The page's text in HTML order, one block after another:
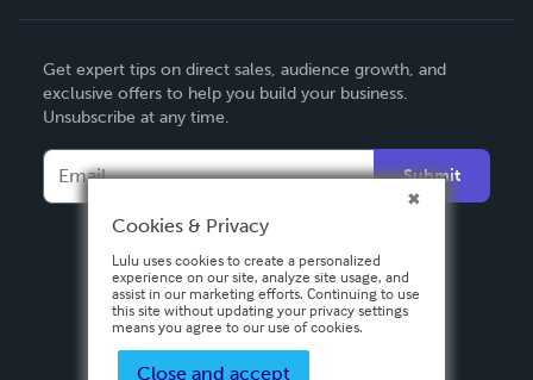
Deutsch
Français
Italiano
Español
Get expert tips on direct sales, audience growth, and
exclusive offers to help you build your business.
Unsubscribe at any time.
Submit
Cookies & Privacy
Lulu uses cookies to create a personalized
experience on our site, analyze site usage, and
assist in our marketing efforts. Continuing to use
this site without updating your privacy settings
means you agree to our use of cookies.
Close and accept